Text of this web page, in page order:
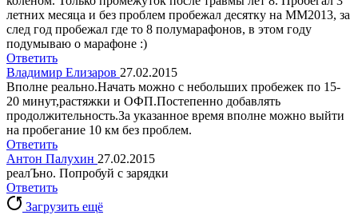
летних месяца и без проблем пробежал десятку на ММ2013, за
след год пробежал где то 8 полумарафонов, в этом году
подумываю о марафоне :)
Ответить
Владимир Елизаров 27.02.2015
Вполне реально.Начать можно с небольших пробежек по 15-
20 минут,растяжки и ОФП.Постепенно добавлять
продолжительность.За указанное время вполне можно выйти
на пробегание 10 км без проблем.
Ответить
Антон Палухин 27.02.2015
реалЪно. Попробуй с зарядки
Ответить
Загрузить ещё